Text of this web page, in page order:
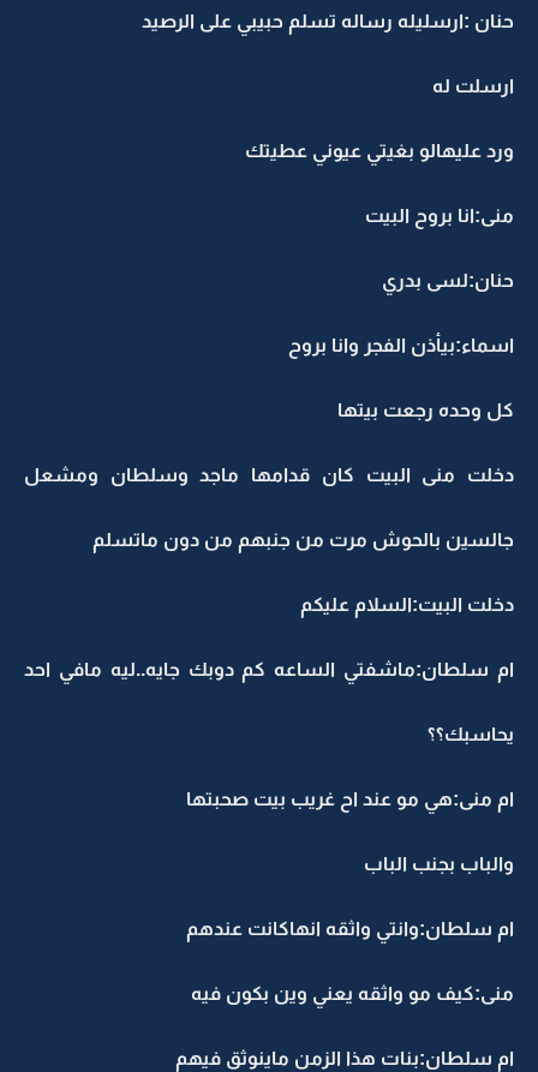
حنان :ارسليله رساله تسلم حبيبي على الرصيد
ارسلت له
ورد عليهالو بغيتي عيوني عطيتك
منى:انا بروح البيت
حنان:لسى بدري
اسماء:بيأذن الفجر وانا بروح
كل وحده رجعت بيتها
دخلت منى البيت كان قدامها ماجد وسلطان ومشعل
جالسين بالحوش مرت من جنبهم من دون ماتسلم
دخلت البيت:السلام عليكم
ام سلطان:ماشفتي الساعه كم دوبك جايه..ليه مافي احد
يحاسبك؟؟
ام منى:هي مو عند اح غريب بيت صحبتها
والباب بجنب الباب
ام سلطان:وانتي واثقه انهاكانت عندهم
منى:كيف مو واثقه يعني وين بكون فيه
ام سلطان:بنات هذا الزمن ماينوثق فيهم